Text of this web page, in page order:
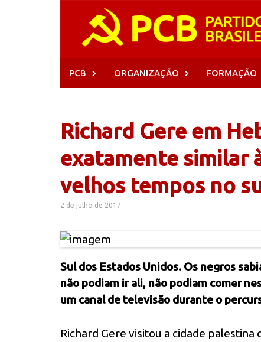
PCB ORGANIZAÇÃO FORMAÇÃO
Richard Gere em
exatamente similar
velhos tempos no
2 de julho de 2017
Sul dos Estados Unidos. Os negros
não podiam ir ali, não podiam comer
um canal de televisão durante o
Richard Gere visitou a cidade